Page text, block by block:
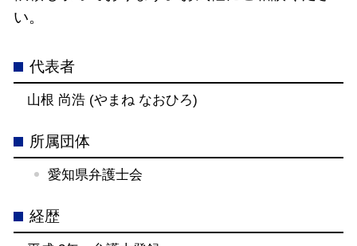
い。
代表者
山根 尚浩 (やまね なおひろ)
所属団体
愛知県弁護士会
経歴